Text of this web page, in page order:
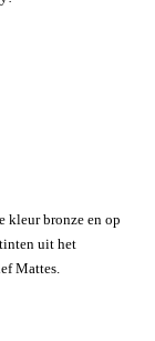
kleur bronze en op
uit het
Mattes.